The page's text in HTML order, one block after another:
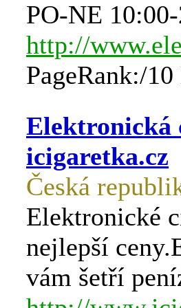
PO-NE
http://
PageRank:/
Elektronická
icigaretka.cz
Česká
Elektronické
nejlepší
vám šetří